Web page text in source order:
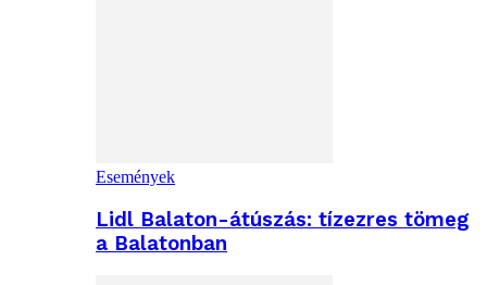
Események
Lidl Balaton-átúszás: tízezres tömeg
a Balatonban